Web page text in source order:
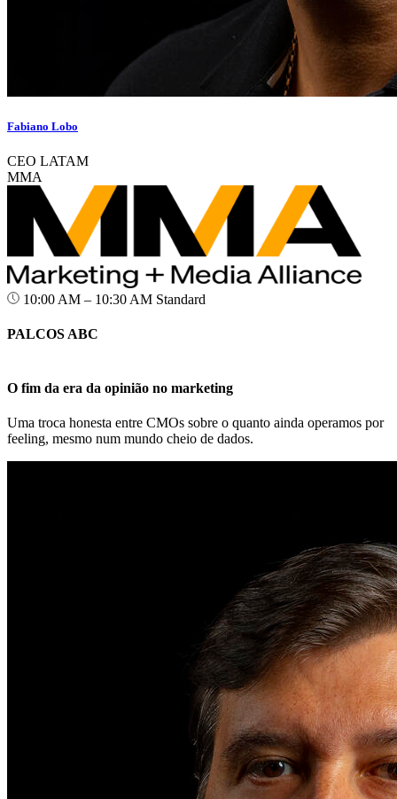
Fabiano Lobo
CEO LATAM
MMA
10:00 AM – 10:30 AM Standard
PALCOS ABC
O fim da era da opinião no marketing
Uma troca honesta entre CMOs sobre o quanto ainda operamos por
feeling, mesmo num mundo cheio de dados.